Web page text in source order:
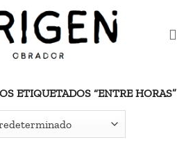
ETIQUETADOS “ENTRE HORAS”